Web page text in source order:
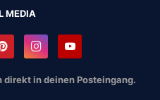
MEDIA
in deinen Posteingang.